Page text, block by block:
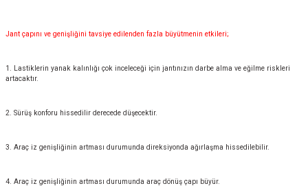
Jant çapını ve genişliğini tavsiye edilenden fazla büyütmenin etkileri;
1. Lastiklerin yanak kalınlığı çok inceleceği için jantınızın darbe alma ve eğilme riskleri
artacaktır.
2. Sürüş konforu hissedilir derecede düşecektir.
3. Araç iz genişliğinin artması durumunda direksiyonda ağırlaşma hissedilebilir.
4. Araç iz genişliğinin artması durumunda araç dönüş çapı büyür.